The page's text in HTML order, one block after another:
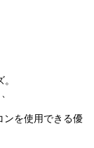
ンを使用できる優